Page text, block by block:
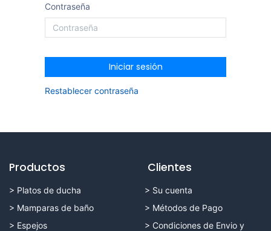
Contraseña
Iniciar sesión
Restablecer contraseña
Productos
> Platos de ducha
> Mamparas de baño
> Espejos
Clientes
> Su cuenta
> Métodos de Pago
> Condiciones de Envio y